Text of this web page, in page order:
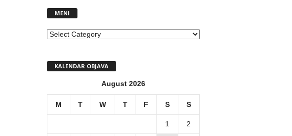
MENI
MENI
KALENDAR OBJAVA
August 2026
M T W T F S S
1 2